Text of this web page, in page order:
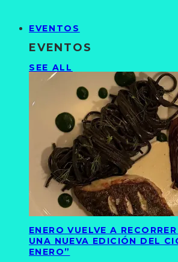
EVENTOS
EVENTOS
SEE ALL
ENERO VUELVE A
UNA NUEVA EDICIÓN DEL
ENERO”